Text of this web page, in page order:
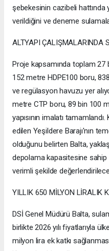
şebekesinin cazibeli hattında
verildiğini ve deneme
ALTYAPI ÇALIŞMALARINDA
Proje kapsamında toplam
152 metre HDPE100 boru,
ve regülasyon havuzu yer
metre CTP boru, 89 bin 100
yapısının imalatı
edilen Yeşildere Barajı'nın
olduğunu belirten Balta,
depolama kapasitesine sahip
verimli şekilde
YILLIK 650 MİLYON LİRALIK
DSİ Genel Müdürü Balta,
birlikte 2026 yılı fiyatlarıyla
milyon lira ek katkı